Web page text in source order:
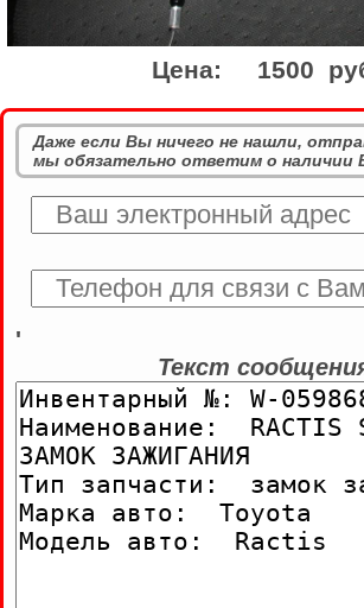
Цена: 1500
Даже если Вы ничего не нашли,
мы обязательно ответим о наличии
'
Текст